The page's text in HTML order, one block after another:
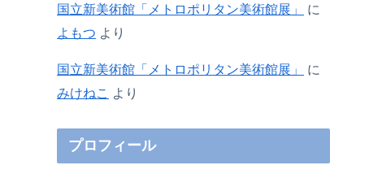
国立新美術館「メトロポリタン美術館展」
に
よもつ より
国立新美術館「メトロポリタン美術館展」
に
みけねこ より
プロフィール